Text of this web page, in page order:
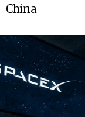
China